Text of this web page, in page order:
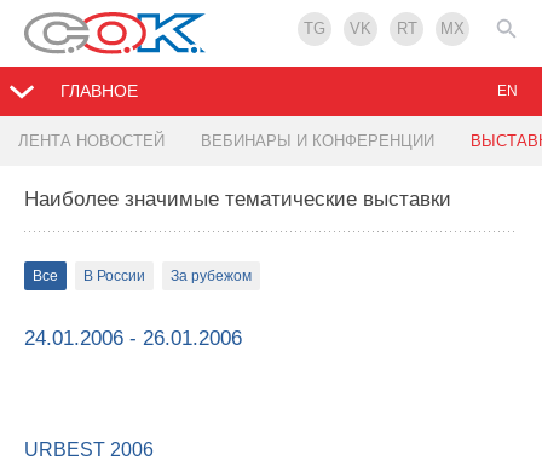
TG VK RT MX
ГЛАВНОЕ
ЛЕНТА НОВОСТЕЙ ВЕБИНАРЫ И КОНФЕРЕНЦИИ
EN
Наиболее значимые тематические выставки
Все В России За рубежом
24.01.2006 - 26.01.2006
URBEST 2006